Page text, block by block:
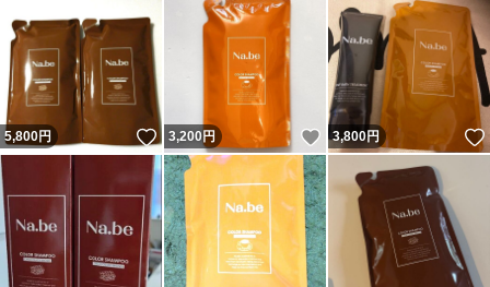
5,800円 いいね！
3,200円 いいね！
3,800円